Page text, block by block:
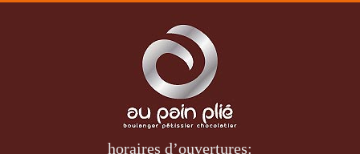
horaires d’ouvertures: